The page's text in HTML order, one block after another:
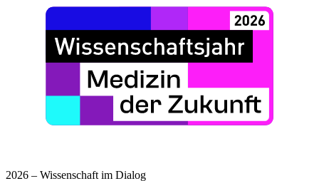
2026 – Wissenschaft im Dialog